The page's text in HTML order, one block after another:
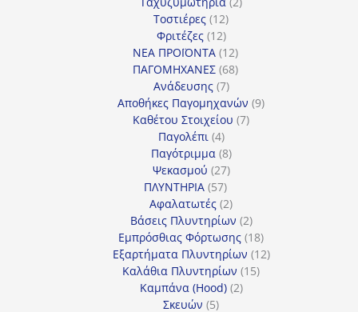
Τοστιέρες 1212
προϊόντα
Φριτέζες 1212
προϊόντα
ΝΕΑ ΠΡΟΪΟΝΤΑ 1212
προϊόντα
ΠΑΓΟΜΗΧΑΝΕΣ 6868
Ανάδευσης 77
προϊόντα
Αποθήκες Παγομηχανών 99
Καθέτου Στοιχείου 77
Παγολέπι 44
προϊόντα
Παγότριμμα 88
προϊόντα
Ψεκασμού 2727
προϊόντα
ΠΛΥΝΤΗΡΙΑ 5757
προϊόντα
Αφαλατωτές 22
προϊόντα
Βάσεις Πλυντηρίων 22
προϊόντα
Εμπρόσθιας Φόρτωσης 1818
προϊόντα
Εξαρτήματα Πλυντηρίων 1212
Καλάθια Πλυντηρίων 1515
Καμπάνα (Hood) 22
Σκευών 55